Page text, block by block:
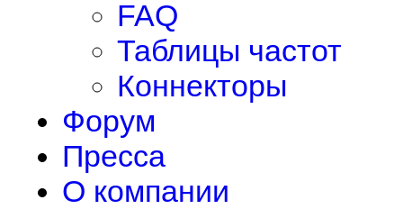
FAQ
Таблицы частот
Коннекторы
Форум
Пресса
О компании